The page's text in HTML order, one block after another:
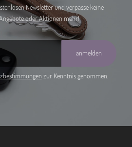
Newsletter und verpasse keine
oder Aktionen mehr!
anmelden
zur Kenntnis genommen.